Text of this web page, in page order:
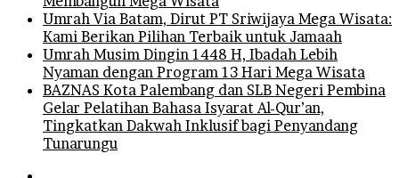
Umrah Via Batam, Dirut PT Sriwijaya Mega Wisata:
Kami Berikan Pilihan Terbaik untuk Jamaah
Umrah Musim Dingin 1448 H, Ibadah Lebih
Nyaman dengan Program 13 Hari Mega Wisata
BAZNAS Kota Palembang dan SLB Negeri Pembina
Gelar Pelatihan Bahasa Isyarat Al-Qur’an,
Tingkatkan Dakwah Inklusif bagi Penyandang
Tunarungu